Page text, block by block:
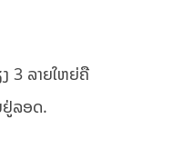
3 ລາຍໃຫຍ່ຄື
ຢູ່ລອດ.